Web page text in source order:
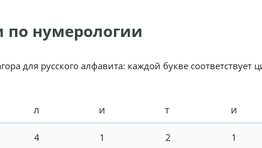
нумерологии
для русского алфавита: каждой букве
Л И Т И
4 1 2 1